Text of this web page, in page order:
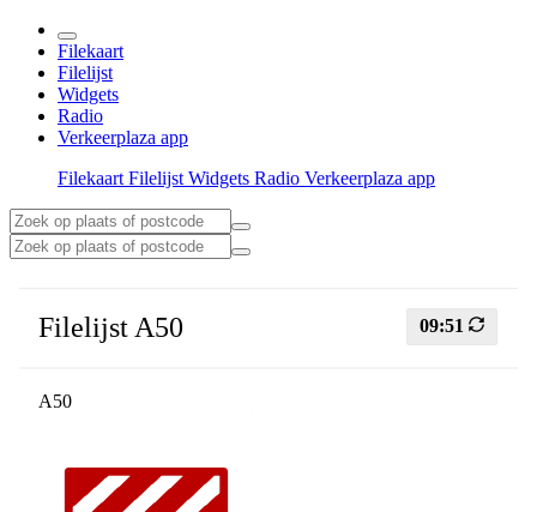
Filekaart
Filelijst
Widgets
Radio
Verkeerplaza app
Filekaart Filelijst Widgets Radio Verkeerplaza app
Filelijst A50 09:51
A50